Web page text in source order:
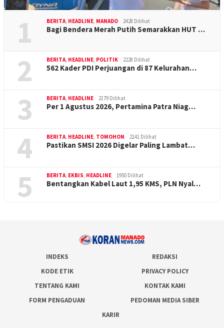
1 BERITA, HEADLINE, MANADO 2428 Dilihat
Bagi Bendera Merah Putih Semarakkan HUT …
2 BERITA, HEADLINE, POLITIK 2228 Dilihat
562 Kader PDI Perjuangan di 87 Kelurahan…
3 BERITA, HEADLINE 2179 Dilihat
Per 1 Agustus 2026, Pertamina Patra Niag…
4 BERITA, HEADLINE, TOMOHON 2141 Dilihat
Pastikan SMSI 2026 Digelar Paling Lambat…
5 BERITA, EKBIS, HEADLINE 1950 Dilihat
Bentangkan Kabel Laut 1,95 KMS, PLN Nyal…
INDEKS
REDAKSI
KODE ETIK
PRIVACY POLICY
TENTANG KAMI
KONTAK KAMI
FORM PENGADUAN
PEDOMAN MEDIA SIBER
KARIR